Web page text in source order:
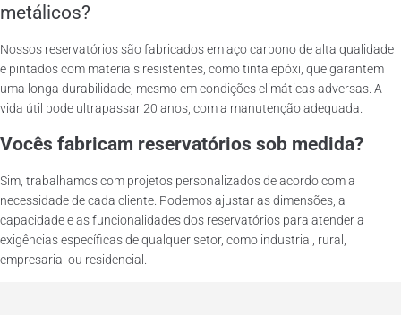
metálicos?
Nossos reservatórios são fabricados em aço carbono de alta qualidade
e pintados com materiais resistentes, como tinta epóxi, que garantem
uma longa durabilidade, mesmo em condições climáticas adversas. A
vida útil pode ultrapassar 20 anos, com a manutenção adequada.
Vocês fabricam reservatórios sob medida?
Sim, trabalhamos com projetos personalizados de acordo com a
necessidade de cada cliente. Podemos ajustar as dimensões, a
capacidade e as funcionalidades dos reservatórios para atender a
exigências específicas de qualquer setor, como industrial, rural,
empresarial ou residencial.